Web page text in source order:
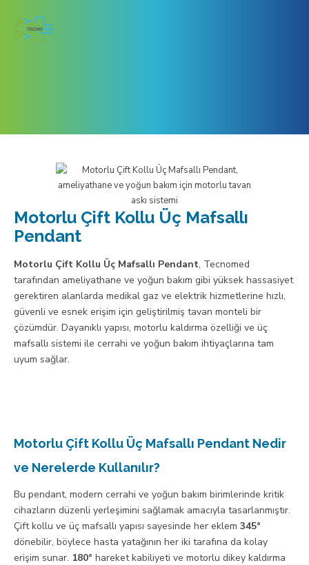
Motorlu Çift Kollu Üç Mafsallı
Pendant
Motorlu Çift Kollu Üç Mafsallı Pendant, Tecnomed
tarafından ameliyathane ve yoğun bakım gibi yüksek hassasiyet
gerektiren alanlarda medikal gaz ve elektrik hizmetlerine hızlı,
güvenli ve esnek erişim için geliştirilmiş tavan monteli bir
çözümdür. Dayanıklı yapısı, motorlu kaldırma özelliği ve üç
mafsallı sistemi ile cerrahi ve yoğun bakım ihtiyaçlarına tam
uyum sağlar.
Motorlu Çift Kollu Üç Mafsallı Pendant Nedir
ve Nerelerde Kullanılır?
Bu pendant, modern cerrahi ve yoğun bakım birimlerinde kritik
cihazların düzenli yerleşimini sağlamak amacıyla tasarlanmıştır.
Çift kollu ve üç mafsallı yapısı sayesinde her eklem 345°
dönebilir, böylece hasta yatağının her iki tarafına da kolay
erişim sunar. 180° hareket kabiliyeti ve motorlu dikey kaldırma